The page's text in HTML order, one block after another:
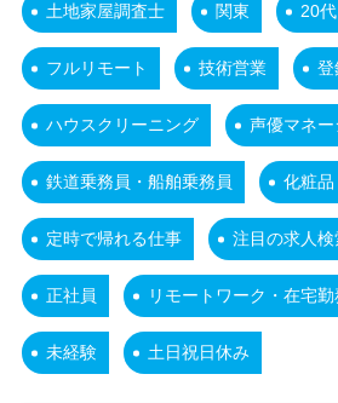
土地家屋調査士 関東 20
フルリモート 技術営業 登
ハウスクリーニング 声優マネー
鉄道乗務員・船舶乗務員 化粧品
定時で帰れる仕事 注目の求人検
正社員 リモートワーク・在宅勤
未経験 土日祝日休み